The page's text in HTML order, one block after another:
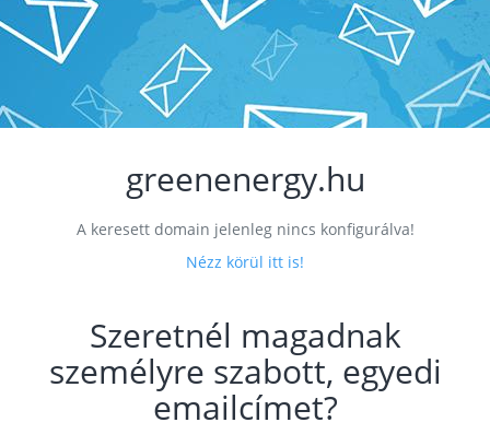
greenenergy.hu
A keresett domain jelenleg nincs konfigurálva!
Nézz körül itt is!
Szeretnél magadnak
személyre szabott, egyedi
emailcímet?